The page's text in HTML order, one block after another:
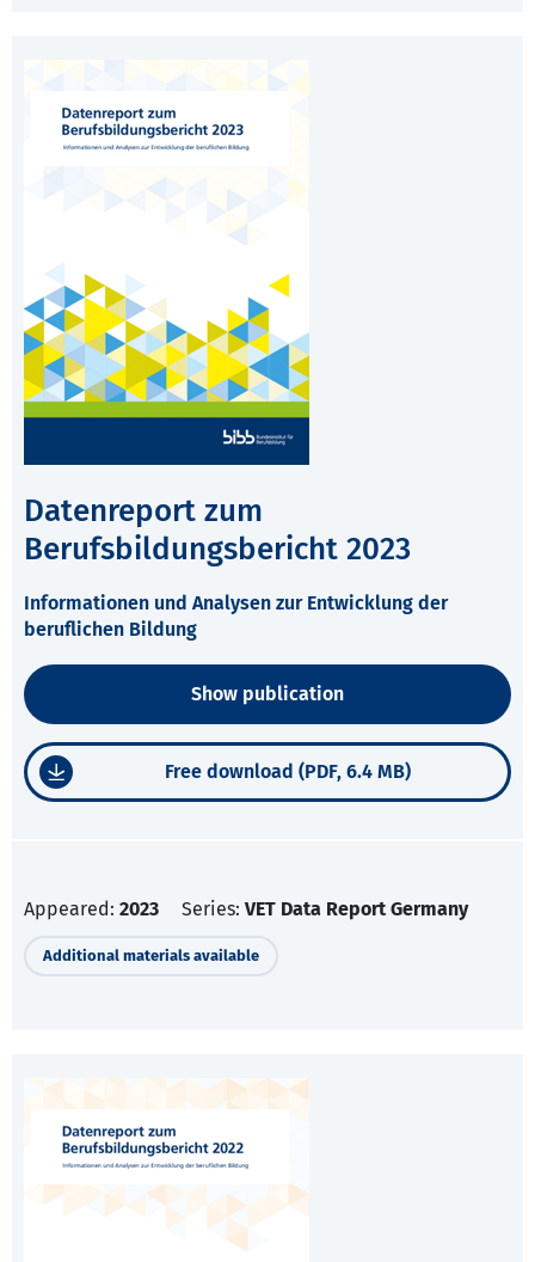
Datenreport zum
Berufsbildungsbericht 2023
Informationen und Analysen zur Entwicklung der
beruflichen Bildung
Show publication
Free download (PDF, 6.4 MB)
Appeared: 2023 Series: VET Data Report Germany
Additional materials available